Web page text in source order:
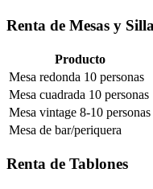
Renta de Mesas y
Producto
Mesa redonda 10 personas
Mesa cuadrada 10 personas
Mesa vintage 8-10 personas
Mesa de bar/periquera
Renta de Tablones